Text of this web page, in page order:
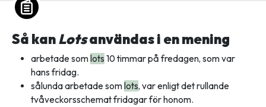
Så kanLotsanvändas i en mening
arbetade somlots 10 timmar på fredagen, som var
hans fridag.
sålunda arbetade somlots, var enligt det rullande
tvåveckorsschemat fridagar för honom.